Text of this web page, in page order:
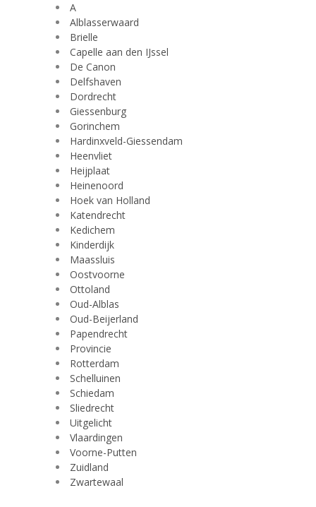
A
Alblasserwaard
Brielle
Capelle aan den IJssel
De Canon
Delfshaven
Dordrecht
Giessenburg
Gorinchem
Hardinxveld-Giessendam
Heenvliet
Heijplaat
Heinenoord
Hoek van Holland
Katendrecht
Kedichem
Kinderdijk
Maassluis
Oostvoorne
Ottoland
Oud-Alblas
Oud-Beijerland
Papendrecht
Provincie
Rotterdam
Schelluinen
Schiedam
Sliedrecht
Uitgelicht
Vlaardingen
Voorne-Putten
Zuidland
Zwartewaal